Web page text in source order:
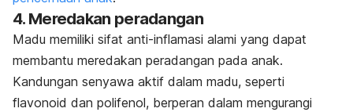
4. Meredakan peradangan
Madu memiliki sifat anti-inflamasi alami yang dapat
membantu meredakan peradangan pada anak.
Kandungan senyawa aktif dalam madu, seperti
flavonoid dan polifenol, berperan dalam mengurangi